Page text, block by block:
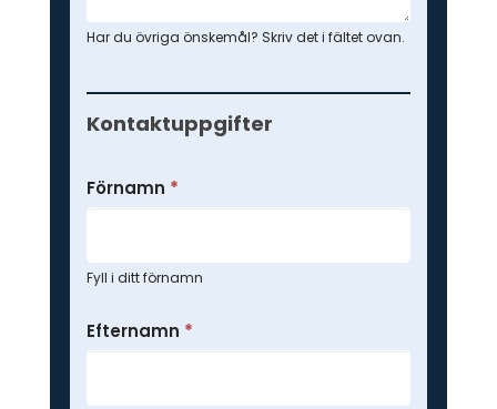
Har du övriga önskemål? Skriv det i fältet ovan.
Kontaktuppgifter
Förnamn *
Fyll i ditt förnamn
Efternamn *